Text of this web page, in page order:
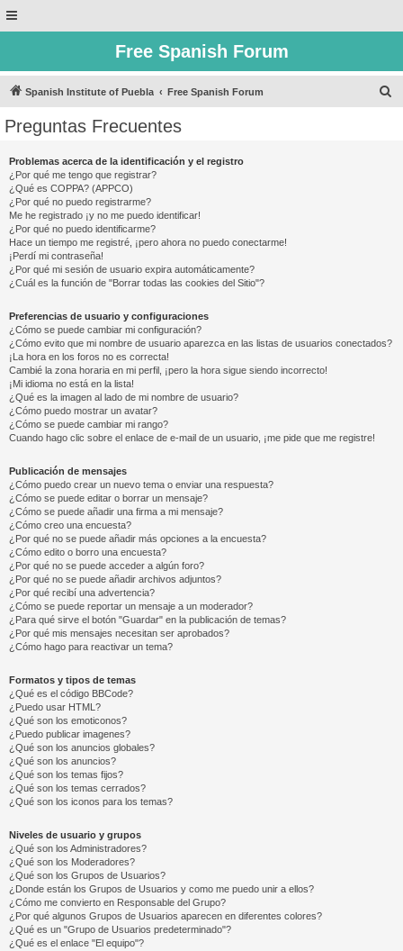
Free Spanish Forum
Spanish Institute of Puebla Free Spanish Forum
Preguntas Frecuentes
Problemas acerca de la identificación y el registro
¿Por qué me tengo que registrar?
¿Qué es COPPA? (APPCO)
¿Por qué no puedo registrarme?
Me he registrado ¡y no me puedo identificar!
¿Por qué no puedo identificarme?
Hace un tiempo me registré, ¡pero ahora no puedo conectarme!
¡Perdí mi contraseña!
¿Por qué mi sesión de usuario expira automáticamente?
¿Cuál es la función de "Borrar todas las cookies del Sitio"?
Preferencias de usuario y configuraciones
¿Cómo se puede cambiar mi configuración?
¿Cómo evito que mi nombre de usuario aparezca en las listas de usuarios conectados?
¡La hora en los foros no es correcta!
Cambié la zona horaria en mi perfil, ¡pero la hora sigue siendo incorrecto!
¡Mi idioma no está en la lista!
¿Qué es la imagen al lado de mi nombre de usuario?
¿Cómo puedo mostrar un avatar?
¿Cómo se puede cambiar mi rango?
Cuando hago clic sobre el enlace de e-mail de un usuario, ¡me pide que me registre!
Publicación de mensajes
¿Cómo puedo crear un nuevo tema o enviar una respuesta?
¿Cómo se puede editar o borrar un mensaje?
¿Cómo se puede añadir una firma a mi mensaje?
¿Cómo creo una encuesta?
¿Por qué no se puede añadir más opciones a la encuesta?
¿Cómo edito o borro una encuesta?
¿Por qué no se puede acceder a algún foro?
¿Por qué no se puede añadir archivos adjuntos?
¿Por qué recibí una advertencia?
¿Cómo se puede reportar un mensaje a un moderador?
¿Para qué sirve el botón "Guardar" en la publicación de temas?
¿Por qué mis mensajes necesitan ser aprobados?
¿Cómo hago para reactivar un tema?
Formatos y tipos de temas
¿Qué es el código BBCode?
¿Puedo usar HTML?
¿Qué son los emoticonos?
¿Puedo publicar imagenes?
¿Qué son los anuncios globales?
¿Qué son los anuncios?
¿Qué son los temas fijos?
¿Qué son los temas cerrados?
¿Qué son los iconos para los temas?
Niveles de usuario y grupos
¿Qué son los Administradores?
¿Qué son los Moderadores?
¿Qué son los Grupos de Usuarios?
¿Donde están los Grupos de Usuarios y como me puedo unir a ellos?
¿Cómo me convierto en Responsable del Grupo?
¿Por qué algunos Grupos de Usuarios aparecen en diferentes colores?
¿Qué es un "Grupo de Usuarios predeterminado"?
¿Qué es el enlace "El equipo"?